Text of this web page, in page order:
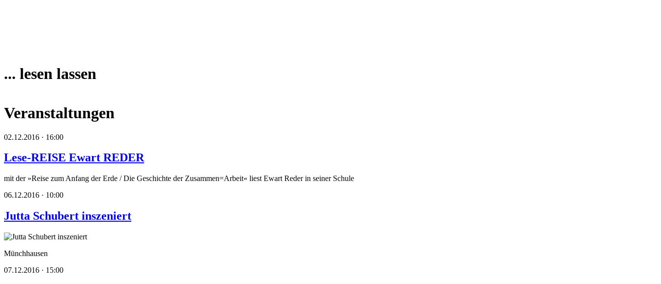
... lesen lassen
Veranstaltungen
02.12.2016 · 16:00
Lese-REISE Ewart REDER
mit der »Reise zum Anfang der Erde / Die Geschichte der Zusammen=Arbeit« liest Ewart Reder in seiner Schule
06.12.2016 · 10:00
Jutta Schubert inszeniert
Münchhausen
07.12.2016 · 15:00